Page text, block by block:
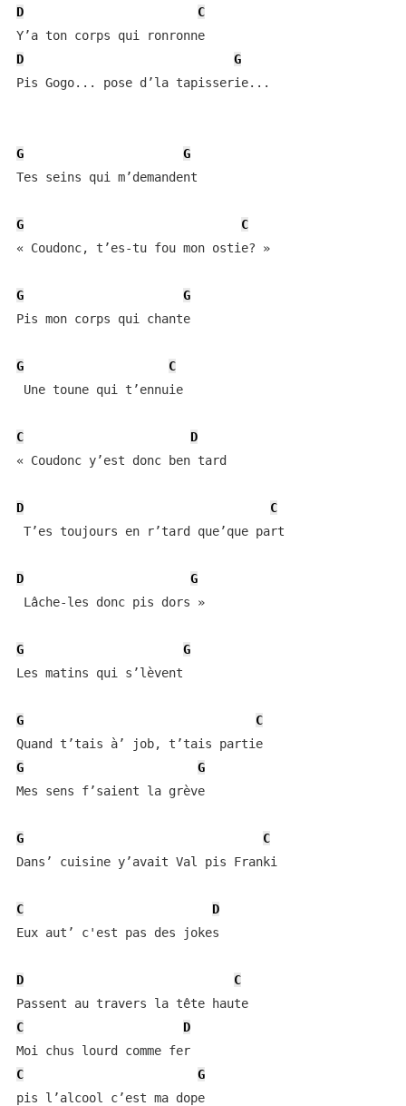
D
C
D
G
Pis Gogo... pose d’la tapisserie...
G
G
Tes seins qui m’demandent
G
C
« Coudonc, t’es-tu fou mon ostie? »
G
G
Pis mon corps qui chante
G
C
Une toune qui t’ennuie
C
D
« Coudonc y’est donc ben tard
D
C
T’es toujours en r’tard que’que part
D
G
Lâche-les donc pis dors »
G
G
Les matins qui s’lèvent
G
C
G
G
Mes sens f’saient la grève
G
C
Dans’ cuisine y’avait Val pis Franki
C
D
Eux aut’ c'est pas des jokes
D
C
C
D
C
G
pis l’alcool c’est ma dope